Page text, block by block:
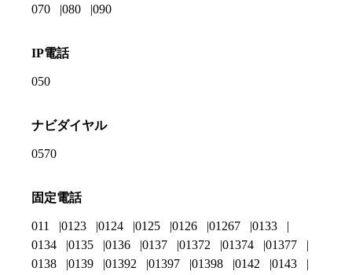
070 080 090
IP電話
050
ナビダイヤル
0570
固定電話
011 0123 0124 0125 0126 01267
0133
0134
0135 0136 0137 01372 01374
01377
0138
0139 01392 01397 01398 0142
0143